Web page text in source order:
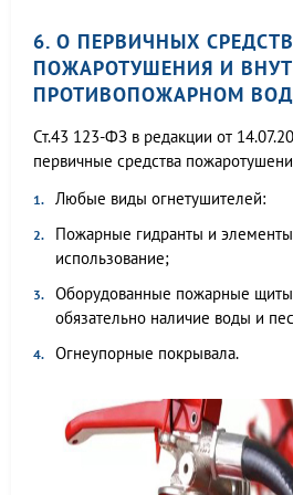
6. О ПЕРВИЧНЫХ
ПОЖАРОТУШЕНИЯ И
ПРОТИВОПОЖАРНОМ
Ст.43 123-ФЗ в редакции от
первичные средства
Любые виды огнетушителей:
Пожарные гидранты и
использование;
Оборудованные пожарные щиты
обязательно наличие воды и
Огнеупорные покрывала.